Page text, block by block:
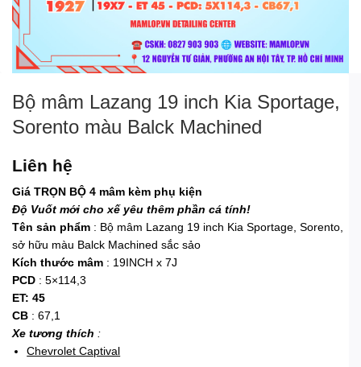
Bộ mâm Lazang 19 inch Kia Sportage,
Sorento màu Balck Machined
Liên hệ
Giá TRỌN BỘ 4 mâm kèm phụ kiện
Độ Vuốt mới cho xế yêu thêm phần cá tính!
Tên sản phẩm : Bộ mâm Lazang 19 inch Kia Sportage, Sorento,
sở hữu màu Balck Machined sắc sảo
Kích thước mâm : 19INCH x 7J
PCD : 5×114,3
ET: 45
CB : 67,1
Xe tương thích :
Chevrolet Captival